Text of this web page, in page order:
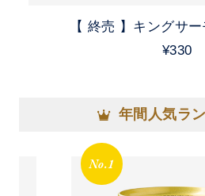
【 終売 】キングサ
¥330
年間人気ラ
No.1